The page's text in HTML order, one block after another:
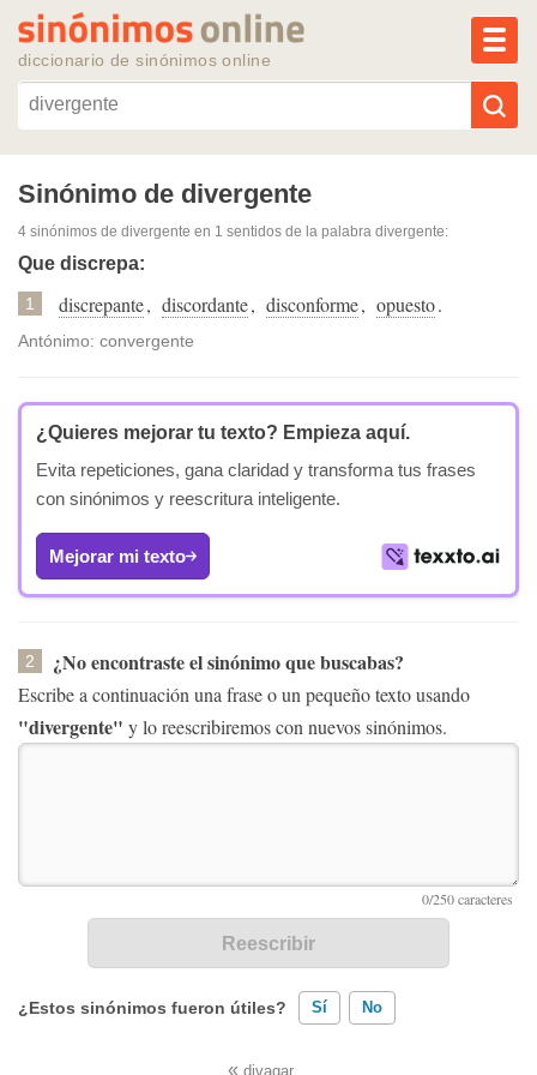
diccionario de sinónimos online
Reescribir texto con IA
Sinónimos populares
Temas populares
Sinónimo de divergente
4 sinónimos de divergente en 1 sentidos de la palabra divergente:
Que discrepa:
1 discrepante, discordante, disconforme, opuesto.
Antónimo: convergente
¿Quieres mejorar tu texto? Empieza aquí.
Evita repeticiones, gana claridad y transforma tus frases
con sinónimos y reescritura inteligente.
Mejorar mi texto
2 ¿No encontraste el sinónimo que buscabas?
Escribe a continuación una frase o un pequeño texto usando
"divergente" y lo reescribiremos con nuevos sinónimos.
¿Estos sinónimos fueron útiles? Sí No
« divagar